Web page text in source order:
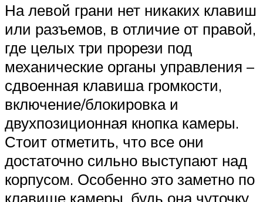
На левой грани нет никаких клавиш
или разъемов, в отличие от правой,
где целых три прорези под
механические органы управления –
сдвоенная клавиша громкости,
включение/блокировка и
двухпозиционная кнопка камеры.
Стоит отметить, что все они
достаточно сильно выступают над
корпусом. Особенно это заметно по
клавише камеры, будь она чуточку